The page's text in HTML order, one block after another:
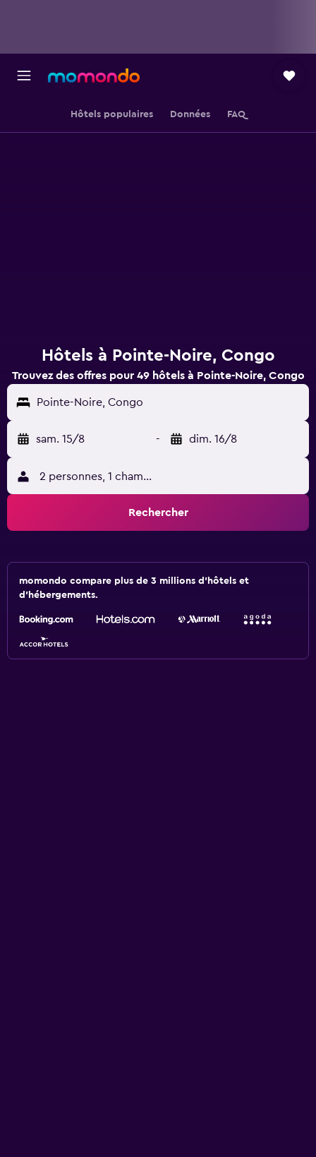
Hôtels populaires Données FAQ
Hôtels à Pointe-Noire, Congo
Trouvez des offres pour 49 hôtels à Pointe-Noire, Congo
Pointe-Noire, Congo
sam. 15/8 - dim. 16/8
2 personnes, 1 chambre
Rechercher
momondo compare plus de 3 millions d'hôtels et
d'hébergements.